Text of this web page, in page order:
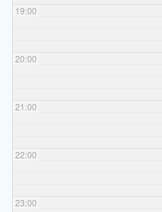
19:00
20:00
21:00
22:00
23:00